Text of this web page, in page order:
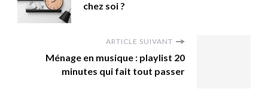
chez soi ?
ARTICLE SUIVANT
Ménage en musique : playlist 20
minutes qui fait tout passer